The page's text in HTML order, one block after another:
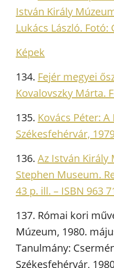
István Király
Lukács László. Fotó:
Képek
134. Fejér megyei
Kovalovszky Márta.
135. Kovács Péter:
Székesfehérvár,
136. Az István Király
Stephen Museum.
43 p. ill. – ISBN 963
137. Római kori
Múzeum, 1980.
Tanulmány:
Székesfehérvár,